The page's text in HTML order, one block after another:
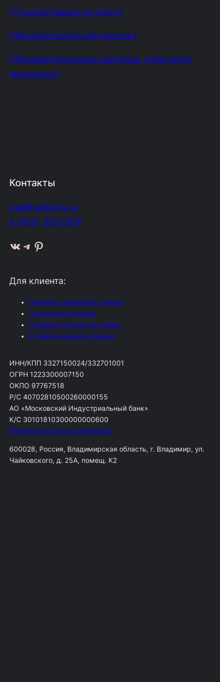
⟦Локомотивные колодки⟧
⟦Железнодорожный крепеж⟧
⟦Железнодорожные накладки, подкладки,
прокладки⟧
Контакты
vsp@railstorg.ru
8 (800) 350 1504
ВКонтакте Telegram Pinterest
Для клиента:
Политика обработки данных
Публичный договор
Условия доставки и оплаты
Условия возврата товара
ИНН/КПП 3327150024/332701001
ОГРН 1223300007150
ОКПО 97767518
Р/С 40702810500260000155
АО «Московский Индустриальный банк»
К/С 30101810300000000600
Железнодорожные реквизиты
600028, Россия, Владимирская область, г. Владимир, ул.
Чайковского, д. 25А, помещ. К2